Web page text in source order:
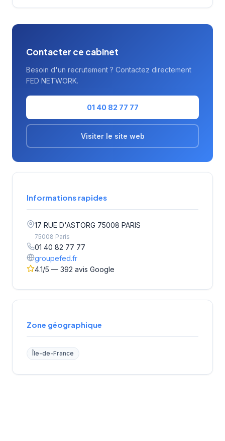
accompagnés.
Contacter ce cabinet
Besoin d'un recrutement ? Contactez directement
FED NETWORK.
01 40 82 77 77
Visiter le site web
Informations rapides
17 RUE D'ASTORG 75008 PARIS
75008 Paris
01 40 82 77 77
groupefed.fr
4.1/5 — 392 avis Google
Zone géographique
Île-de-France